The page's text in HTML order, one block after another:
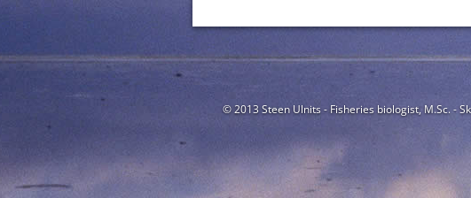
© 2013 Steen Ulnits - Fisheries biologist, M.Sc. -